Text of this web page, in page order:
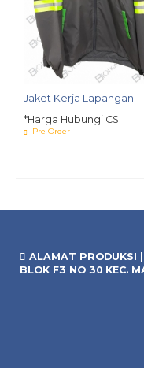
Jaket Kerja Lapangan
*Harga Hubungi CS
Pre Order
ALAMAT PRODUKSI
BLOK F3 NO 30 KEC.